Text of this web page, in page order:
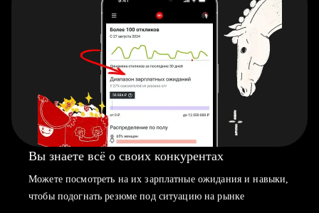
Вы знаете всё о своих конкурентах
Можете посмотреть на их зарплатные ожидания и навыки,
чтобы подогнать резюме под ситуацию на рынке